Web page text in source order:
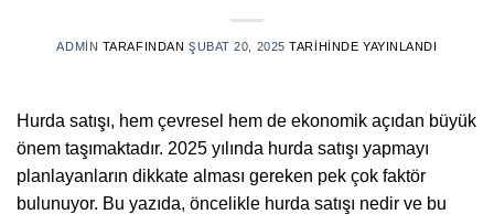
ADMIN TARAFINDAN ŞUBAT 20, 2025 TARIHINDE YAYINLANDI
Hurda satışı, hem çevresel hem de ekonomik açıdan büyük
önem taşımaktadır. 2025 yılında hurda satışı yapmayı
planlayanların dikkate alması gereken pek çok faktör
bulunuyor. Bu yazıda, öncelikle hurda satışı nedir ve bu